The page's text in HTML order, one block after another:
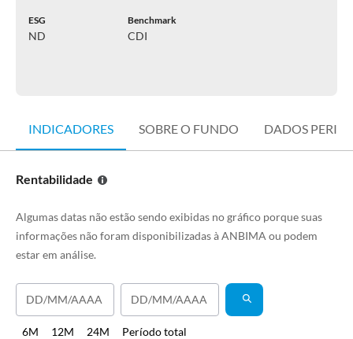
ESG
ND
Benchmark
CDI
INDICADORES SOBRE O FUNDO DADOS
Rentabilidade
Algumas datas não estão sendo exibidas no gráfico porque suas
informações não foram disponibilizadas à ANBIMA ou podem
estar em análise.
6M 12M 24M Período total